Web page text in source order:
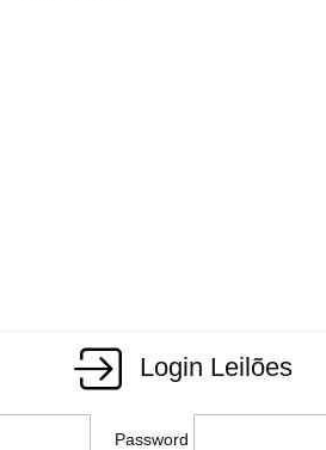
Login Leilões
Password